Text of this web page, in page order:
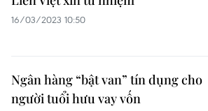
16/03/2023 10:50
Ngân hàng “bật van” tín dụng cho
người tuổi hưu vay vốn